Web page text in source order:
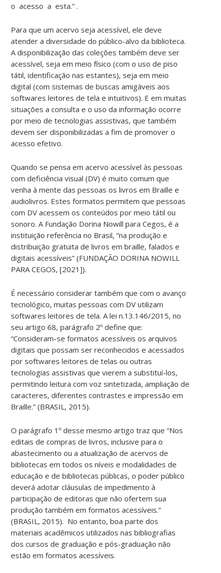
o acesso a esta.” .
Para que um acervo seja acessível, ele deve
atender a diversidade do público-alvo da biblioteca.
A disponibilização das coleções também deve ser
acessível, seja em meio físico (com o uso de piso
tátil, identificação nas estantes), seja em meio
digital (com sistemas de buscas amigáveis aos
softwares leitores de tela e intuitivos). E em muitas
situações a consulta e o uso da informação ocorre
por meio de tecnologias assistivas, que também
devem ser disponibilizadas a fim de promover o
acesso efetivo.
Quando se pensa em acervo acessível às pessoas
com deficiência visual (DV) é muito comum que
venha à mente das pessoas os livros em Braille e
audiolivros. Estes formatos permitem que pessoas
com DV acessem os conteúdos por meio tátil ou
sonoro. A Fundação Dorina Nowill para Cegos, é a
instituição referência no Brasil, “na produção e
distribuição gratuita de livros em braille, falados e
digitais acessíveis” (FUNDAÇÃO DORINA NOWILL
PARA CEGOS, [2021]).
É necessário considerar também que com o avanço
tecnológico, muitas pessoas com DV utilizam
softwares leitores de tela. A lei n.13.146/2015, no
seu artigo 68, parágrafo 2º define que:
“Consideram-se formatos acessíveis os arquivos
digitais que possam ser reconhecidos e acessados
por softwares leitores de telas ou outras
tecnologias assistivas que vierem a substituí-los,
permitindo leitura com voz sintetizada, ampliação de
caracteres, diferentes contrastes e impressão em
Braille.” (BRASIL, 2015).
O parágrafo 1º desse mesmo artigo traz que “Nos
editais de compras de livros, inclusive para o
abastecimento ou a atualização de acervos de
bibliotecas em todos os níveis e modalidades de
educação e de bibliotecas públicas, o poder público
deverá adotar cláusulas de impedimento à
participação de editoras que não ofertem sua
produção também em formatos acessíveis.”
(BRASIL, 2015). No entanto, boa parte dos
materiais acadêmicos utilizados nas bibliografias
dos cursos de graduação e pós-graduação não
estão em formatos acessíveis.